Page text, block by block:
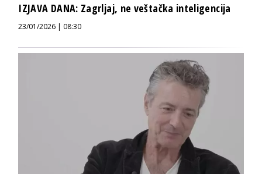
IZJAVA DANA: Zagrljaj, ne veštačka inteligencija
23/01/2026 | 08:30